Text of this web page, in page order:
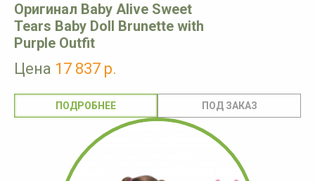
Оригинал Baby Alive Sweet
Tears Baby Doll Brunette with
Purple Outfit
Цена 17 837 р.
ПОДРОБНЕЕ